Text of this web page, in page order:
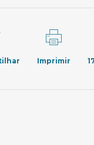
Imprimir